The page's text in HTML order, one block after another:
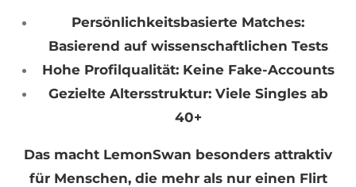
Persönlichkeitsbasierte Matches:
Basierend auf wissenschaftlichen Tests
Hohe Profilqualität: Keine Fake-Accounts
Gezielte Altersstruktur: Viele Singles ab
40+
Das macht LemonSwan besonders attraktiv
für Menschen, die mehr als nur einen Flirt